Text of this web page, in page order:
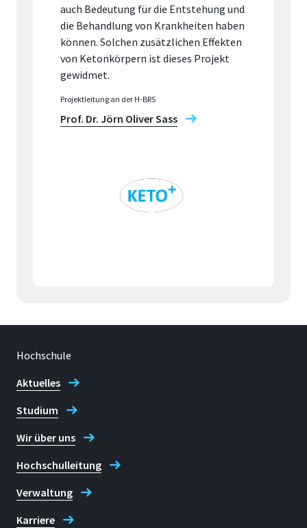
auch Bedeutung für die Entstehung und
die Behandlung von Krankheiten haben
können. Solchen zusätzlichen Effekten
von Ketonkörpern ist dieses Projekt
gewidmet.
Projektleitung an der H-BRS
Prof. Dr. Jörn Oliver Sass
Hochschule
Aktuelles
Studium
Wir über uns
Hochschulleitung
Verwaltung
Karriere